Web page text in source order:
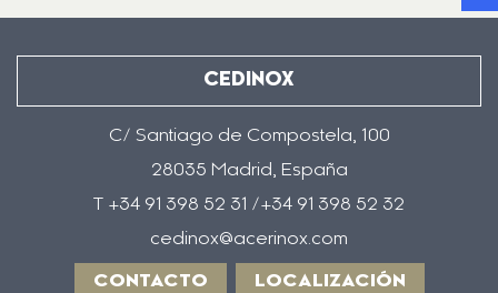
CEDINOX
C/ Santiago de Compostela, 100
28035 Madrid, España
T +34 91 398 52 31 /+34 91 398 52 32
cedinox@acerinox.com
CONTACTO LOCALIZACIÓN